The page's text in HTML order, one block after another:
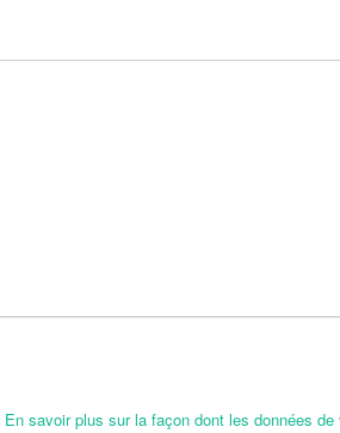
En savoir plus sur la façon dont les données